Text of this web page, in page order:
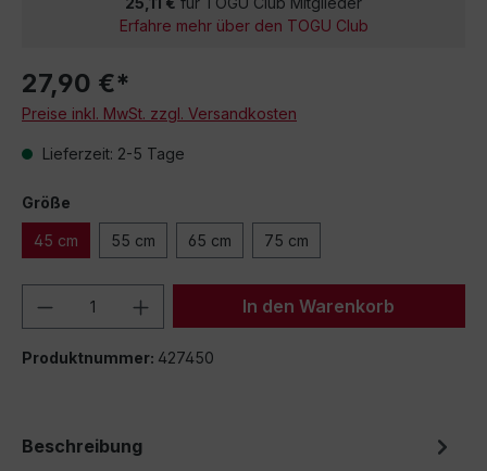
Erfahre mehr über den TOGU Club
27,90 €*
Preise inkl. MwSt. zzgl. Versandkosten
Lieferzeit: 2-5 Tage
Größe
45 cm 55 cm 65 cm 75 cm
Produkt Anzahl: Gib denIn den Warenkorb
Produktnummer: 427450
Beschreibung